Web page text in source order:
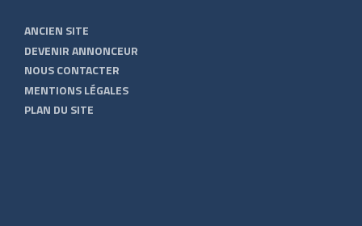
ANCIEN SITE
DEVENIR ANNONCEUR
NOUS CONTACTER
MENTIONS LÉGALES
PLAN DU SITE